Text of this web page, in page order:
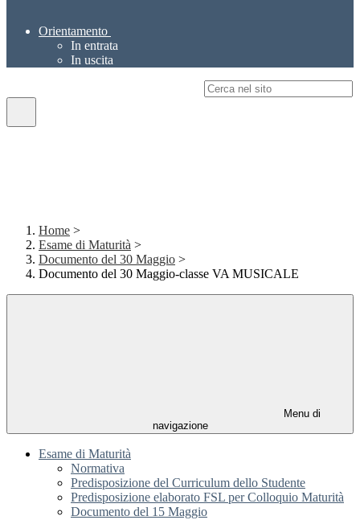
Orientamento
In entrata
In uscita
Home >
Esame di Maturità >
Documento del 30 Maggio >
Documento del 30 Maggio-classe VA MUSICALE
Menu di
navigazione
Esame di Maturità
Normativa
Predisposizione del Curriculum dello Studente
Predisposizione elaborato FSL per Colloquio Maturità
Documento del 15 Maggio